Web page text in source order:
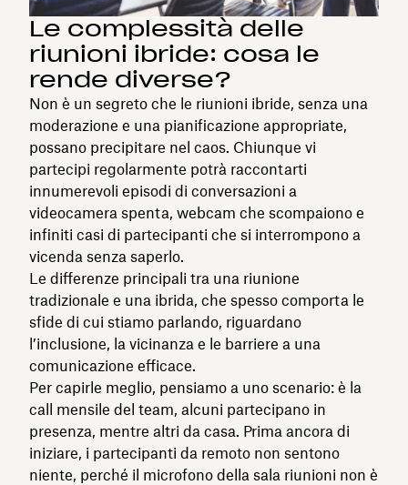
Le complessità delle
riunioni ibride: cosa le
rende diverse?
Non è un segreto che le riunioni ibride, senza una
moderazione e una pianificazione appropriate,
possano precipitare nel caos. Chiunque vi
partecipi regolarmente potrà raccontarti
innumerevoli episodi di conversazioni a
videocamera spenta, webcam che scompaiono e
infiniti casi di partecipanti che si interrompono a
vicenda senza saperlo.
Le differenze principali tra una riunione
tradizionale e una ibrida, che spesso comporta le
sfide di cui stiamo parlando, riguardano
l’inclusione, la vicinanza e le barriere a una
comunicazione efficace.
Per capirle meglio, pensiamo a uno scenario: è la
call mensile del team, alcuni partecipano in
presenza, mentre altri da casa. Prima ancora di
iniziare, i partecipanti da remoto non sentono
niente, perché il microfono della sala riunioni non è